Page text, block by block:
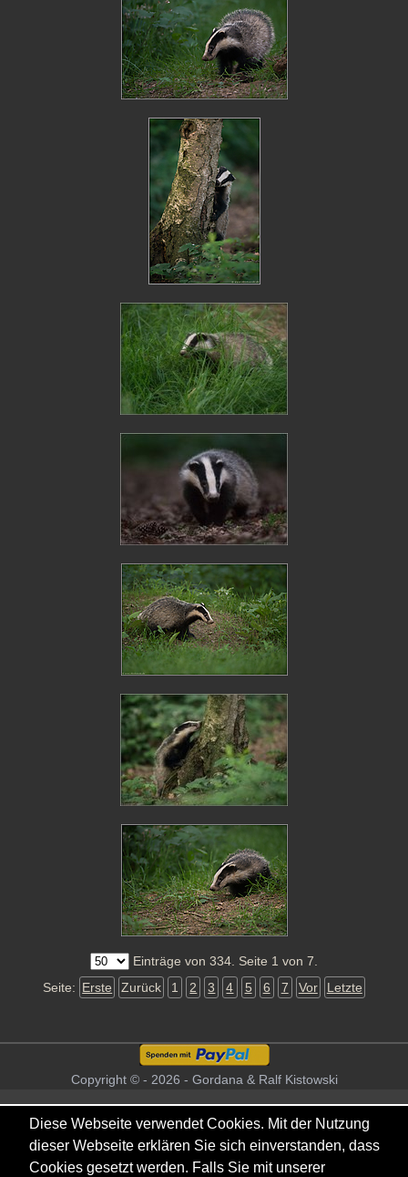
Einträge von 334. Seite 1 von 7.
Seite: Erste Zurück 1 2 3 4 5 6 7 Vor Letzte
Copyright © - 2026 - Gordana & Ralf Kistowski
Diese Webseite verwendet Cookies. Mit der Nutzung
dieser Webseite erklären Sie sich einverstanden, dass
Cookies gesetzt werden. Falls Sie mit unserer